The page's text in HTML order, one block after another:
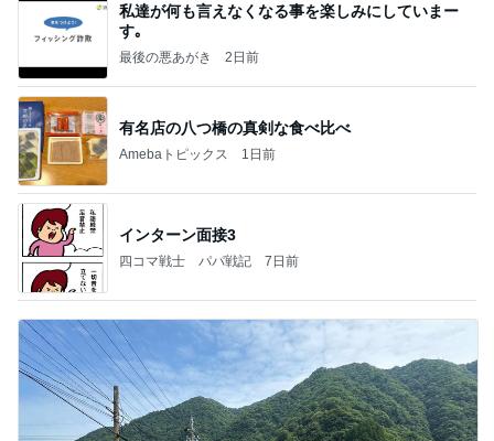
私達が何も言えなくなる事を楽しみにしていまー
す｡
最後の悪あがき 2日前
有名店の八つ橋の真剣な食べ比べ
Amebaトピックス 1日前
インターン面接3
四コマ戦士 パパ戦記 7日前